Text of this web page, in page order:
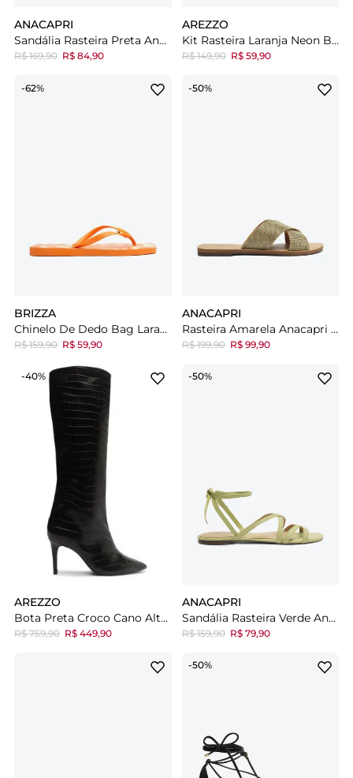
ANACAPRI
Sandália Rasteira Preta Anacapri Amarração
R$ 169,90 R$ 84,90
AREZZO
Kit Rasteira Laranja Neon Brilho E Bag Transparente Brizza
R$ 149,90 R$ 59,90
-62%
BRIZZA
Chinelo De Dedo Bag Laranja Estampado Arezzo Brizza Square E
R$ 159,90 R$ 59,90
-50%
ANACAPRI
Rasteira Amarela Anacapri Brilhosa Tiras Cruzadas Glam
R$ 199,90 R$ 99,90
-40%
AREZZO
Bota Preta Croco Cano Alto Miranda
R$ 759,90 R$ 449,90
-50%
ANACAPRI
Sandália Rasteira Verde Anacapri Amarração
R$ 159,90 R$ 79,90
-50%